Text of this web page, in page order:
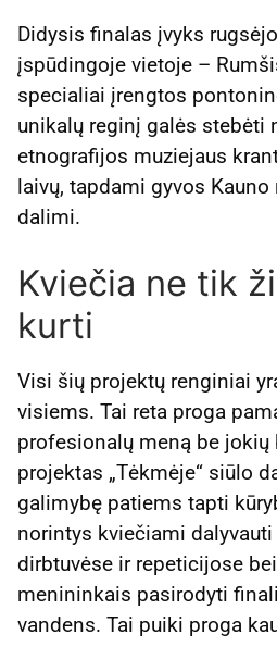
Didysis finalas įvyks
įspūdingoje vietoje –
specialiai įrengtos
unikalų reginį galės stebėti
etnografijos muziejaus
laivų, tapdami gyvos
dalimi.
Kviečia ne tik
kurti
Visi šių projektų renginiai
visiems. Tai reta proga
profesionalų meną be jokių
projektas „Tėkmėje“ siūlo
galimybę patiems tapti
norintys kviečiami
dirbtuvėse ir repeticijose
menininkais pasirodyti
vandens. Tai puiki proga